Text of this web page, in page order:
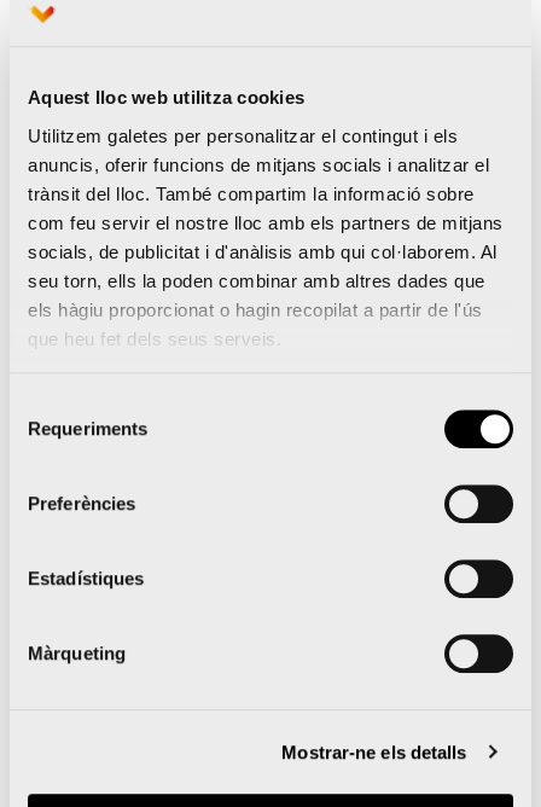
Aquest lloc web utilitza cookies
Utilitzem galetes per personalitzar el contingut i els
anuncis, oferir funcions de mitjans socials i analitzar el
trànsit del lloc. També compartim la informació sobre
com feu servir el nostre lloc amb els partners de mitjans
socials, de publicitat i d'anàlisis amb qui col·laborem. Al
seu torn, ells la poden combinar amb altres dades que
els hàgiu proporcionat o hagin recopilat a partir de l'ús
que heu fet dels seus serveis.
Requeriments
Preferències
Estadístiques
Màrqueting
Mostrar-ne els detalls
enllaç podràs trobar plans molt diversos, tant per a
aquells que estan en procés d’iniciació en el món
de la carrera a peu com para els que volen desafiar
al temps i aconseguir la seua millor marca
personal en la distància. Els plans oferits són: Sub
40, sub 50 i acabar la carrera 10k.
Nacho Cáceres guanya i Isabel Checa marca nou